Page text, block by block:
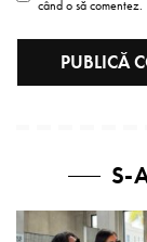
când o să comentez.
S-